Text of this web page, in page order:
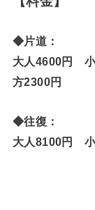
◆片道：
大人4600円
方2300円
◆往復：
大人8100円